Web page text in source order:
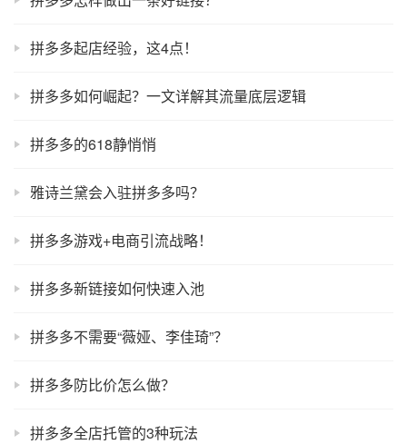
拼多多起店经验，这4点！
拼多多如何崛起？一文详解其流量底层逻辑
拼多多的618静悄悄
雅诗兰黛会入驻拼多多吗？
拼多多游戏+电商引流战略！
拼多多新链接如何快速入池
拼多多不需要“薇娅、李佳琦”？
拼多多防比价怎么做？
拼多多全店托管的3种玩法